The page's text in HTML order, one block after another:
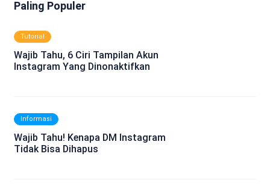
Paling Populer
Tutorial
Wajib Tahu, 6 Ciri Tampilan Akun
Instagram Yang Dinonaktifkan
Informasi
Wajib Tahu! Kenapa DM Instagram
Tidak Bisa Dihapus